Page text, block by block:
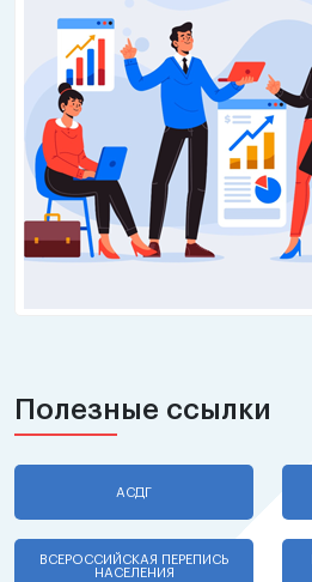
Полезные ссылки
АСДГ
ВСЕРОССИЙСКАЯ ПЕРЕПИСЬ
НАСЕЛЕНИЯ